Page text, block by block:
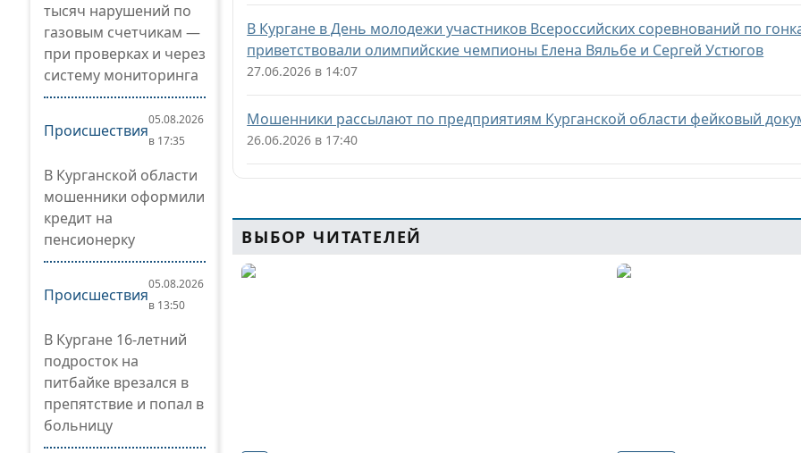
тысяч нарушений по
газовым счетчикам —
при проверках и через
систему мониторинга
Происшествия
05.08.2026
в 17:35
В Курганской области
мошенники оформили
кредит на
пенсионерку
Происшествия
05.08.2026
в 13:50
В Кургане 16-летний
подросток на
питбайке врезался в
препятствие и попал в
больницу
В Кургане в День молодежи участников Всероссийских соревнований по
приветствовали олимпийские чемпионы Елена Вяльбе и Сергей Устюгов
27.06.2026 в 14:07
Мошенники рассылают по предприятиям Курганской области фейковый
26.06.2026 в 17:40
ВЫБОР ЧИТАТЕЛЕЙ